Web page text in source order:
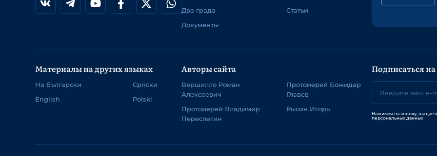
Два града
Документы
Статьи
Материалы на других языках
На български
English
Српски
Polski
Авторы сайта
Вершилло Роман
Алексеевич
Протоиерей Владимир
Переслегин
Протоиерей Божидар
Главев
Рысин Игорь
Подписаться
Нажимая на кнопку, вы
персональных данных